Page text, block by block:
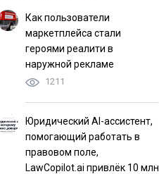
Как пользователи
маркетплейса стали
героями реалити в
наружной рекламе
1211
Юридический AI-ассистент,
помогающий работать в
правовом поле,
LawCopilot.ai привлёк 10 млн